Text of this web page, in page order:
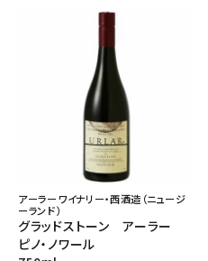
アーラーワイナリー・西酒造（ニュージ
ーランド）
グラッドストーン アーラー
ピノ・ノワール